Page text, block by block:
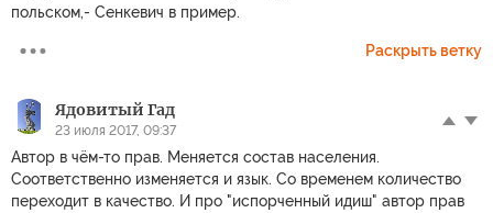
польском,- Сенкевич в пример.
Раскрыть ветку
Ядовитый Гад
23 июля 2017, 09:37
Автор в чём-то прав. Меняется состав населения.
Соответственно изменяется и язык. Со временем количество
переходит в качество. И про "испорченный идиш" автор прав